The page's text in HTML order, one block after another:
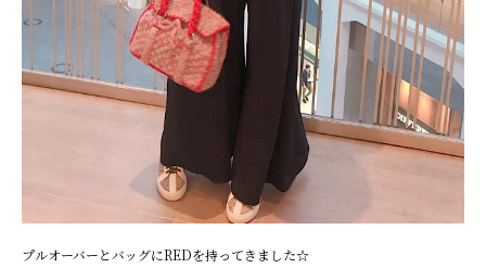
プルオーバーとバッグにREDを持ってきました☆